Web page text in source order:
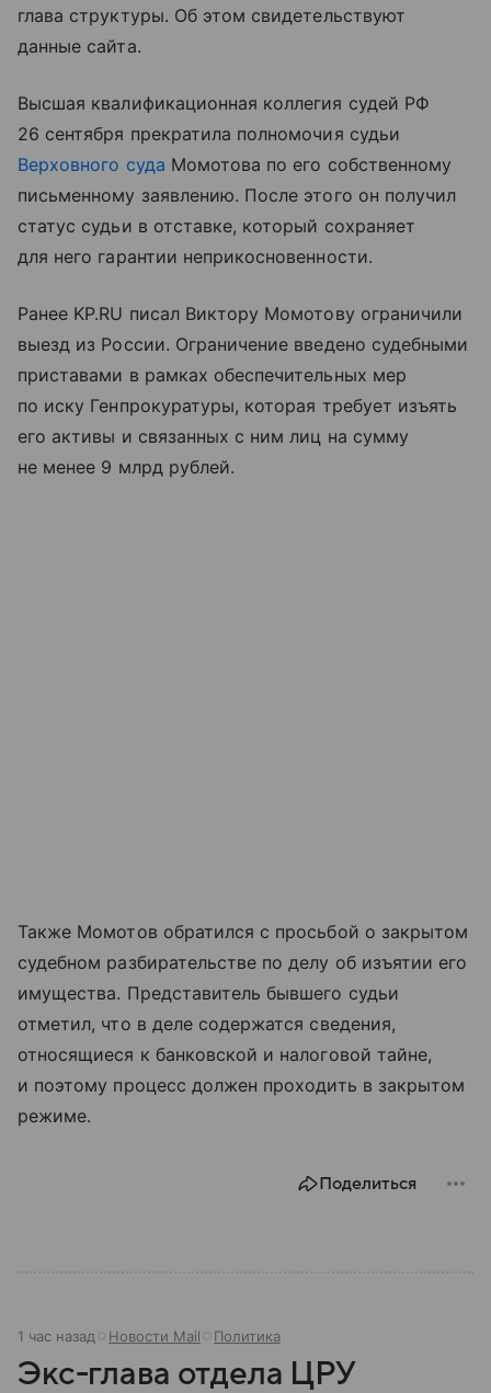
глава структуры. Об этом свидетельствуют
данные сайта.
Высшая квалификационная коллегия судей РФ
26 сентября прекратила полномочия судьи
Верховного суда Момотова по его собственному
письменному заявлению. После этого он получил
статус судьи в отставке, который сохраняет
для него гарантии неприкосновенности.
Ранее KP.RU писал Виктору Момотову ограничили
выезд из России. Ограничение введено судебными
приставами в рамках обеспечительных мер
по иску Генпрокуратуры, которая требует изъять
его активы и связанных с ним лиц на сумму
не менее 9 млрд рублей.
Также Момотов обратился с просьбой о закрытом
судебном разбирательстве по делу об изъятии его
имущества. Представитель бывшего судьи
отметил, что в деле содержатся сведения,
относящиеся к банковской и налоговой тайне,
и поэтому процесс должен проходить в закрытом
режиме.
Поделиться
1 час назад Новости Mail Политика
Экс-глава отдела ЦРУ